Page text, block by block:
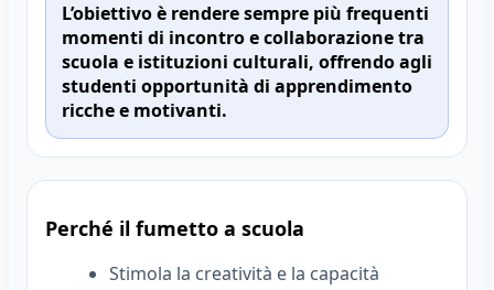
L’obiettivo è rendere sempre più frequenti
momenti di incontro e collaborazione tra
scuola e istituzioni culturali, offrendo agli
studenti opportunità di apprendimento
ricche e motivanti.
Perché il fumetto a scuola
Stimola la creatività e la capacità